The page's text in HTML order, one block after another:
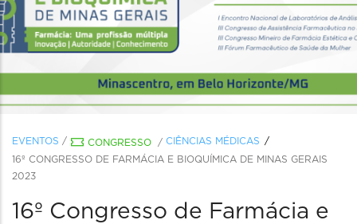
EVENTOS / CONGRESSO / CIÊNCIAS MÉDICAS
16º CONGRESSO DE FARMÁCIA E BIOQUÍMICA DE MINAS GERAIS
2023
16º Congresso de Farmácia e